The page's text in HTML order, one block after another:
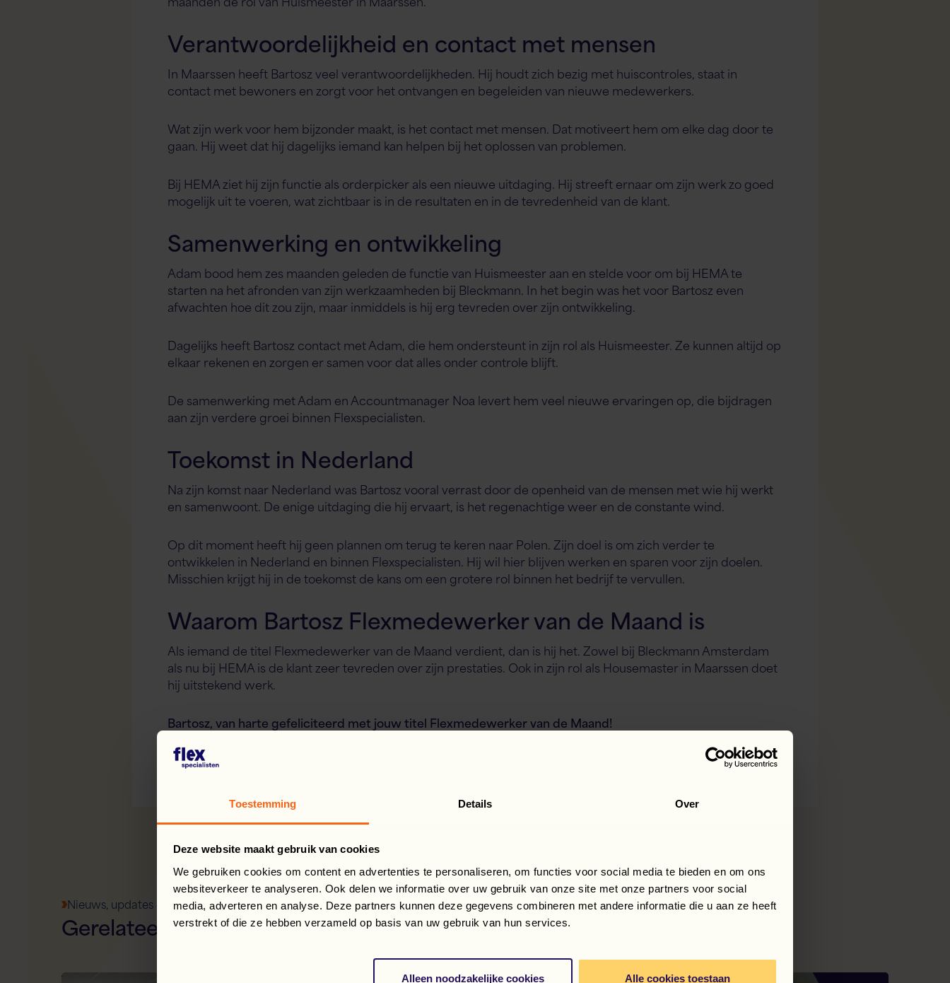
Toestemming Details Over
Deze website maakt gebruik van cookies
We gebruiken cookies om content en advertenties te personaliseren, om functies voor social media te bieden en om ons
websiteverkeer te analyseren. Ook delen we informatie over uw gebruik van onze site met onze partners voor social
media, adverteren en analyse. Deze partners kunnen deze gegevens combineren met andere informatie die u aan ze heeft
verstrekt of die ze hebben verzameld op basis van uw gebruik van hun services.
Alleen noodzakelijke cookies Alle cookies toestaan
Verantwoordelijkheid en contact met mensen
In Maarssen heeft Bartosz veel verantwoordelijkheden. Hij houdt zich bezig met huiscontroles, staat in
contact met bewoners en zorgt voor het ontvangen en begeleiden van nieuwe medewerkers.
Wat zijn werk voor hem bijzonder maakt, is het contact met mensen. Dat motiveert hem om elke dag door te
gaan. Hij weet dat hij dagelijks iemand kan helpen bij het oplossen van problemen.
Bij HEMA ziet hij zijn functie als orderpicker als een nieuwe uitdaging. Hij streeft ernaar om zijn werk zo goed
mogelijk uit te voeren, wat zichtbaar is in de resultaten en in de tevredenheid van de klant.
Samenwerking en ontwikkeling
Adam bood hem zes maanden geleden de functie van Huismeester aan en stelde voor om bij HEMA te
starten na het afronden van zijn werkzaamheden bij Bleckmann. In het begin was het voor Bartosz even
afwachten hoe dit zou zijn, maar inmiddels is hij erg tevreden over zijn ontwikkeling.
Dagelijks heeft Bartosz contact met Adam, die hem ondersteunt in zijn rol als Huismeester. Ze kunnen altijd op
elkaar rekenen en zorgen er samen voor dat alles onder controle blijft.
De samenwerking met Adam en Accountmanager Noa levert hem veel nieuwe ervaringen op, die bijdragen
aan zijn verdere groei binnen Flexspecialisten.
Toekomst in Nederland
Na zijn komst naar Nederland was Bartosz vooral verrast door de openheid van de mensen met wie hij werkt
en samenwoont. De enige uitdaging die hij ervaart, is het regenachtige weer en de constante wind.
Op dit moment heeft hij geen plannen om terug te keren naar Polen. Zijn doel is om zich verder te
ontwikkelen in Nederland en binnen Flexspecialisten. Hij wil hier blijven werken en sparen voor zijn doelen.
Misschien krijgt hij in de toekomst de kans om een grotere rol binnen het bedrijf te vervullen.
Waarom Bartosz Flexmedewerker van de Maand is
Als iemand de titel Flexmedewerker van de Maand verdient, dan is hij het. Zowel bij Bleckmann Amsterdam
als nu bij HEMA is de klant zeer tevreden over zijn prestaties. Ook in zijn rol als Housemaster in Maarssen doet
hij uitstekend werk.
Bartosz, van harte gefeliciteerd met jouw titel Flexmedewerker van de Maand!
Deel dit bericht: Terug naar overzicht
Nieuws, updates en meer
Gerelateerdeartikelen